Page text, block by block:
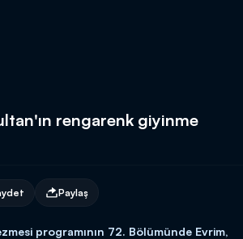
rengarenk giyinme
Paylaş
programının 72. Bölümünde Evrim,